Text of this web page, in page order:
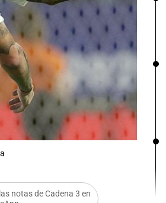
notas de Cadena 3 en
3
Notas
El huracán de Arequito